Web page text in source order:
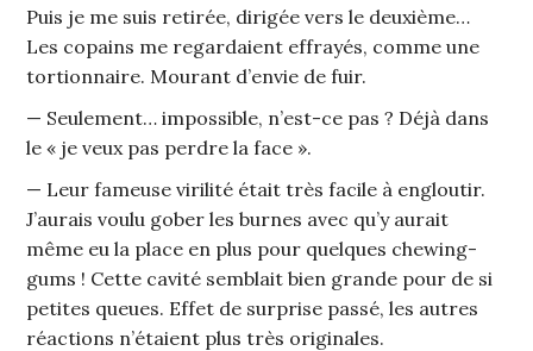
Puis je me suis retirée, dirigée vers le deuxième…
Les copains me regardaient effrayés, comme une
tortionnaire. Mourant d’envie de fuir.
— Seulement… impossible, n’est-ce pas ? Déjà dans
le « je veux pas perdre la face ».
— Leur fameuse virilité était très facile à engloutir.
J’aurais voulu gober les burnes avec qu’y aurait
même eu la place en plus pour quelques chewing-
gums ! Cette cavité semblait bien grande pour de si
petites queues. Effet de surprise passé, les autres
réactions n’étaient plus très originales.